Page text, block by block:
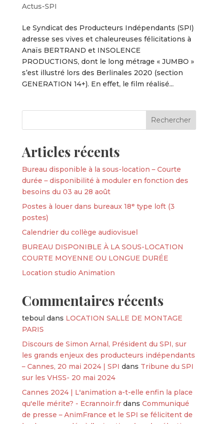
Actus-SPI
Le Syndicat des Producteurs Indépendants (SPI)
adresse ses vives et chaleureuses félicitations à
Anaïs BERTRAND et INSOLENCE
PRODUCTIONS, dont le long métrage « JUMBO »
s’est illustré lors des Berlinales 2020 (section
GENERATION 14+). En effet, le film réalisé...
Articles récents
Bureau disponible à la sous-location – Courte
durée – disponibilité à moduler en fonction des
besoins du 03 au 28 août
Postes à louer dans bureaux 18ᵉ type loft (3
postes)
Calendrier du collège audiovisuel
BUREAU DISPONIBLE À LA SOUS-LOCATION
COURTE MOYENNE OU LONGUE DURÉE
Location studio Animation
Commentaires récents
teboul dans LOCATION SALLE DE MONTAGE
PARIS
Discours de Simon Arnal, Président du SPI, sur
les grands enjeux des producteurs indépendants
– Cannes, 20 mai 2024 | SPI dans Tribune du SPI
sur les VHSS- 20 mai 2024
Cannes 2024 | L'animation a-t-elle enfin la place
qu'elle mérite? - Ecrannoir.frdans Communiqué
de presse – AnimFrance et le SPI se félicitent de